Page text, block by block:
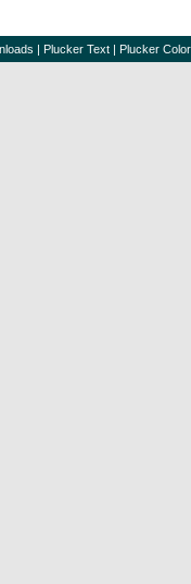
| Plucker Text | Plucker Color